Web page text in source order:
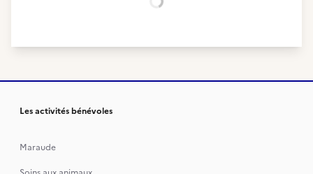
Chargement...
Les activités bénévoles
Maraude